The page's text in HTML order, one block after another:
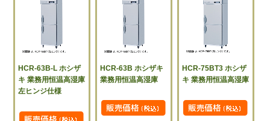
HCR-63B-L ホシザ
キ 業務用恒温高湿庫
左ヒンジ仕様
HCR-63B ホシザキ
業務用恒温高湿庫
HCR-75BT3 ホシザ
キ 業務用恒温高湿庫